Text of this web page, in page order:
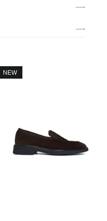
NEW